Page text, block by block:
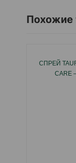
Похожие
СПРЕЙ
CARE